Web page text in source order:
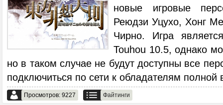
новые игровые
Реюдзи Уцухо, Хонг
Чирно. Игра
Touhou 10.5, однако
но в таком случае не будут доступны все
подключиться по сети к обладателям полной
Просмотров: 9227 Файтинги